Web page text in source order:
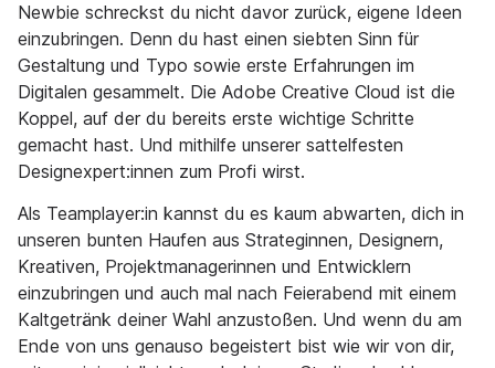
Newbie schreckst du nicht davor zurück, eigene Ideen
einzubringen. Denn du hast einen siebten Sinn für
Gestaltung und Typo sowie erste Erfahrungen im
Digitalen gesammelt. Die Adobe Creative Cloud ist die
Koppel, auf der du bereits erste wichtige Schritte
gemacht hast. Und mithilfe unserer sattelfesten
Designexpert:innen zum Profi wirst.
Als Teamplayer:in kannst du es kaum abwarten, dich in
unseren bunten Haufen aus Strateginnen, Designern,
Kreativen, Projektmanagerinnen und Entwicklern
einzubringen und auch mal nach Feierabend mit einem
Kaltgetränk deiner Wahl anzustoßen. Und wenn du am
Ende von uns genauso begeistert bist wie wir von dir,